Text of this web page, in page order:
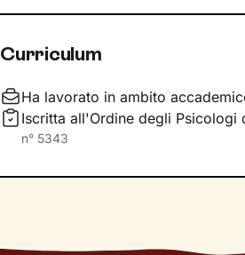
aiutandoti a far
definiscono ma di cui non sei
Questo ti consentirà di riscoprire
Curriculum
Ha lavorato in ambito
Iscritta all'Ordine degli Psicologi
n° 5343